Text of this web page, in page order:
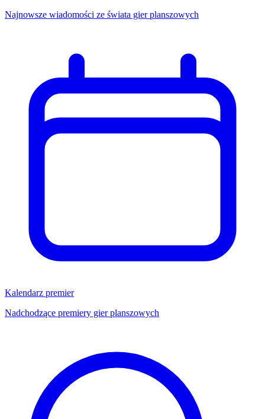
Najnowsze wiadomości ze świata gier planszowych
Kalendarz premier
Nadchodzące premiery gier planszowych